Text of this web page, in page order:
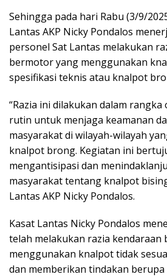
Sehingga pada hari Rabu (3/9/
Lantas AKP Nicky Pondalos
personel Sat Lantas melakukan
bermotor yang menggunakan
spesifikasi teknis atau knalpot
“Razia ini dilakukan dalam
rutin untuk menjaga keamanan
masyarakat di wilayah-wilayah
knalpot brong. Kegiatan ini
mengantisipasi dan
masyarakat tentang knalpot
Lantas AKP Nicky Pondalos.
Kasat Lantas Nicky Pondalos
telah melakukan razia kendaraan
menggunakan knalpot tidak
dan memberikan tindakan